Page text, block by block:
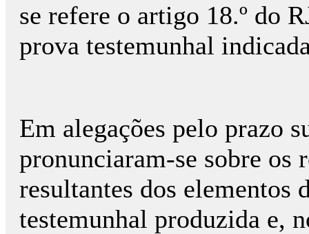
se refere o artigo 18.º do
prova testemunhal
Em alegações pelo prazo
pronunciaram-se sobre os
resultantes dos elementos
testemunhal produzida e,